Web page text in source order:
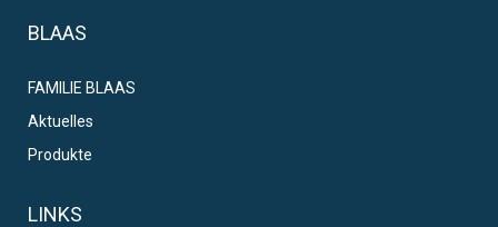
BLAAS
FAMILIE BLAAS
Aktuelles
Produkte
LINKS